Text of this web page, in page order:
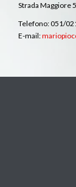
Strada Maggiore
Telefono: 051/
E-mail: